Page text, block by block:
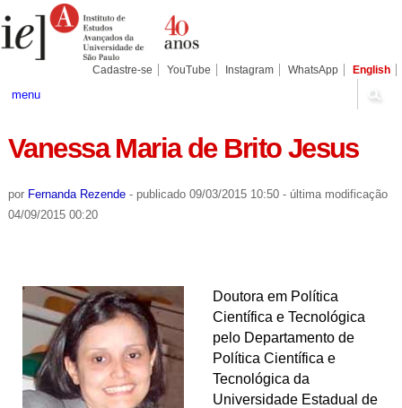
para
conteúdo.
Pessoais
Cadastre-se YouTube Instagram WhatsApp English
menu
Vanessa Maria de Brito Jesus
por Fernanda Rezende - publicado09/03/2015 10:50 - última modificação
04/09/2015 00:20
Doutora em Política
Científica e Tecnológica
pelo Departamento de
Política Científica e
Tecnológica da
Universidade Estadual de